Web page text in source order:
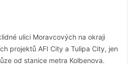
ulici Moravcových na okraji
projektů AFI City a Tulipa City, jen
od stanice metra Kolbenova.